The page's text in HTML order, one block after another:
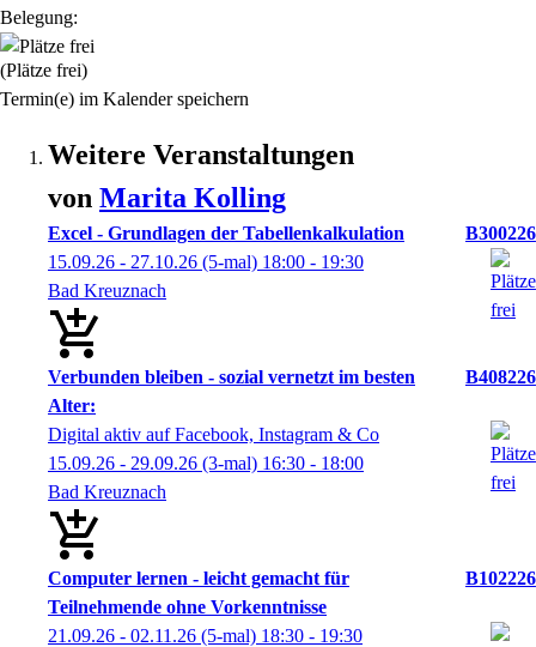
Belegung:
(Plätze frei)
Termin(e) im Kalender speichern
Weitere Veranstaltungen
von Marita Kolling
Excel - Grundlagen der Tabellenkalkulation
B300226
15.09.26 - 27.10.26 (5-mal) 18:00 - 19:30
Bad Kreuznach
Verbunden bleiben - sozial vernetzt im besten
Alter:
B408226
Digital aktiv auf Facebook, Instagram & Co
15.09.26 - 29.09.26 (3-mal) 16:30 - 18:00
Bad Kreuznach
Computer lernen - leicht gemacht für
Teilnehmende ohne Vorkenntnisse
B102226
21.09.26 - 02.11.26 (5-mal) 18:30 - 19:30